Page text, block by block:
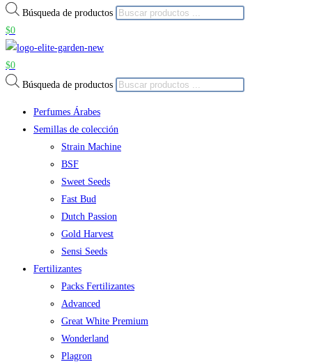
Búsqueda de productos
$0
$0
Búsqueda de productos
Perfumes Árabes
Semillas de colección
Strain Machine
BSF
Sweet Seeds
Fast Bud
Dutch Passion
Gold Harvest
Sensi Seeds
Fertilizantes
Packs Fertilizantes
Advanced
Great White Premium
Wonderland
Plagron